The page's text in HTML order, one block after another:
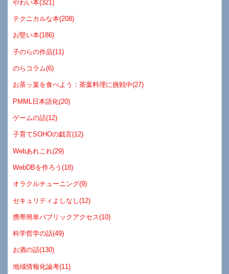
やわい本(321)
テクニカルな本(208)
お堅い本(186)
子のらの作品(11)
のらコラム(6)
お茶ッ葉を食べよう：茶葉料理に挑戦中(27)
PMML日本語化(20)
ゲームの話(12)
子育てSOHOの戯言(12)
Webあれこれ(29)
WebDBを作ろう(18)
オラクルチューニング(9)
セキュリティよしなし(12)
携帯簡単パブリックアクセス(10)
科学哲学の話(49)
お酒の話(130)
地域情報化論考(11)